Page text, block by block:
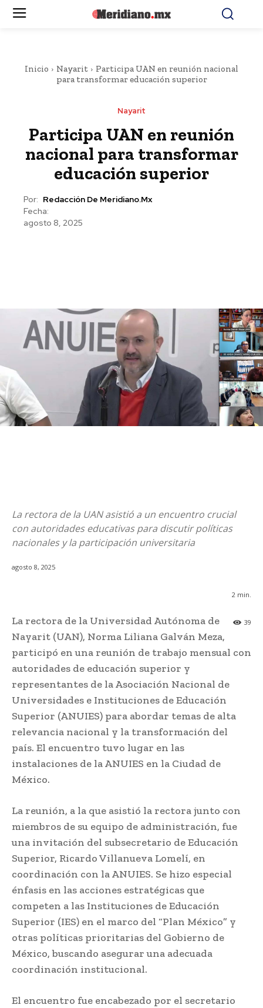
Inicio Nayarit
Participa UAN en reunión nacional
para transformar educación superior
Nayarit
Participa UAN en reunión
nacional para transformar
educación superior
Por: Redacción De Meridiano.mx
Fecha:
agosto 8, 2025
La rectora de la UAN asistió a un encuentro crucial
con autoridades educativas para discutir políticas
nacionales y la participación universitaria
agosto 8, 2025
2 min.
39
La rectora de la Universidad Autónoma de
Nayarit (UAN), Norma Liliana Galván Meza,
participó en una reunión de trabajo mensual con
autoridades de educación superior y
representantes de la Asociación Nacional de
Universidades e Instituciones de Educación
Superior (ANUIES) para abordar temas de alta
relevancia nacional y la transformación del
país. El encuentro tuvo lugar en las
instalaciones de la ANUIES en la Ciudad de
México.
La reunión, a la que asistió la rectora junto con
miembros de su equipo de administración, fue
una invitación del subsecretario de Educación
Superior, Ricardo Villanueva Lomelí, en
coordinación con la ANUIES. Se hizo especial
énfasis en las acciones estratégicas que
competen a las Instituciones de Educación
Superior (IES) en el marco del “Plan México” y
otras políticas prioritarias del Gobierno de
México, buscando asegurar una adecuada
coordinación institucional.
El encuentro fue encabezado por el secretario